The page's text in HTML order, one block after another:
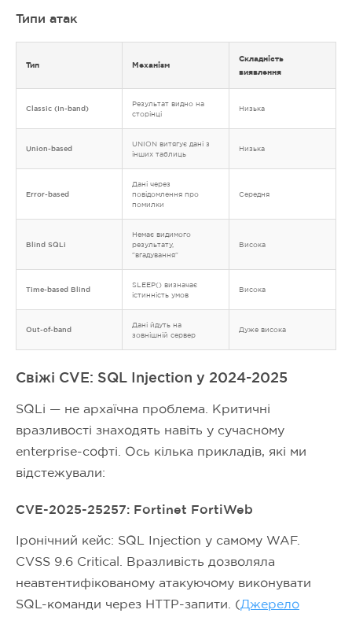
Типи атак
Тип Механізм
Складність
виявлення
Classic (In-band)
Результат видно на
сторінці
Низька
Union-based
UNION витягує дані з
інших таблиць
Низька
Error-based
Дані через
повідомлення про
помилки
Середня
Blind SQLi
Немає видимого
результату,
"вгадування"
Висока
Time-based Blind
SLEEP() визначає
істинність умов
Висока
Out-of-band
Дані йдуть на
зовнішній сервер
Дуже висока
Свіжі CVE: SQL Injection у 2024-2025
SQLi — не архаїчна проблема. Критичні
вразливості знаходять навіть у сучасному
enterprise-софті. Ось кілька прикладів, які ми
відстежували:
CVE-2025-25257: Fortinet FortiWeb
Іронічний кейс: SQL Injection у самому WAF.
CVSS 9.6 Critical. Вразливість дозволяла
неавтентифікованому атакуючому виконувати
SQL-команди через HTTP-запити. (Джерело